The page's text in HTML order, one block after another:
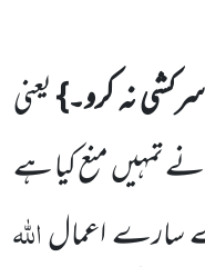
نہ کرو۔}یعنی
تمہیں منع کیا ہے
سارے اعمالاللہ